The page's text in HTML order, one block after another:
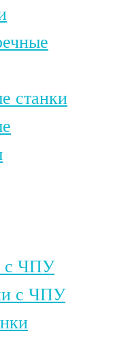
станки
с ЧПУ
с ЧПУ